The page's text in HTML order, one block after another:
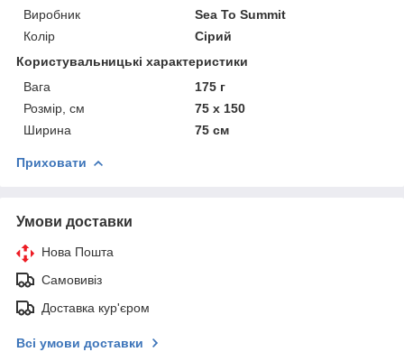
Виробник
Sea To Summit
Колір
Сірий
Користувальницькі характеристики
Вага
175 г
Розмір, см
75 х 150
Ширина
75 см
Приховати
Умови доставки
Нова Пошта
Самовивіз
Доставка кур'єром
Всі умови доставки